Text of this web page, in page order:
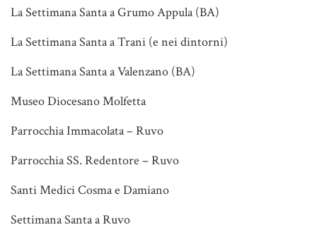
La Settimana Santa a Grumo Appula (BA)
La Settimana Santa a Trani (e nei dintorni)
La Settimana Santa a Valenzano (BA)
Museo Diocesano Molfetta
Parrocchia Immacolata – Ruvo
Parrocchia SS. Redentore – Ruvo
Santi Medici Cosma e Damiano
Settimana Santa a Ruvo